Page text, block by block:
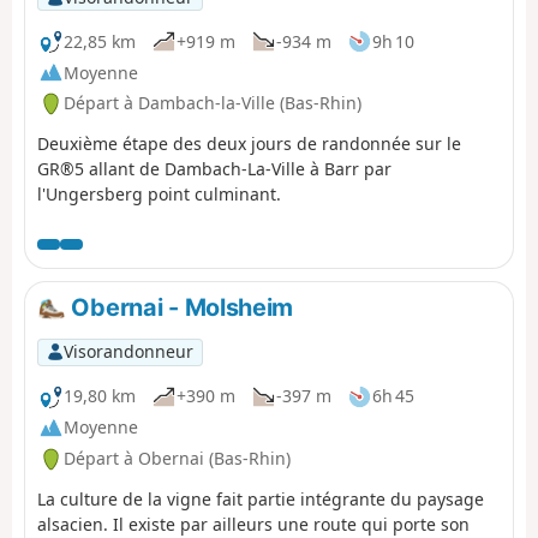
22,85 km
+919 m -934 m
9h 10
Moyenne
Départ à Dambach-la-Ville (Bas-Rhin)
Deuxième étape des deux jours de randonnée sur le
GR®5 allant de Dambach-La-Ville à Barr par
l'Ungersberg point culminant.
Obernai - Molsheim
Visorandonneur
19,80 km
+390 m -397 m
6h 45
Moyenne
Départ à Obernai (Bas-Rhin)
La culture de la vigne fait partie intégrante du paysage
alsacien. Il existe par ailleurs une route qui porte son